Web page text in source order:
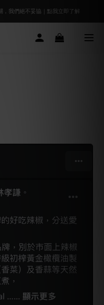
組合」免湊$1500，下單即免運！
組合」免湊$1500，下單即免運！